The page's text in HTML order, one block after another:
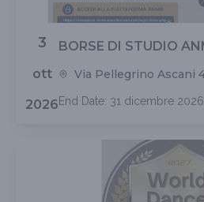
3
ott
2026
BORSE DI STUDIO
Via Pellegrino Ascani
End Date: 31 dicembre 2026